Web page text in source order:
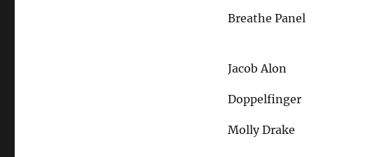
Breathe Panel
Jacob Alon
Doppelfinger
Molly Drake